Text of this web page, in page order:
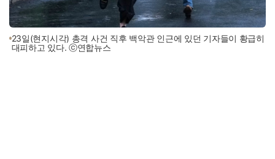
23일(현지시각) 총격 사건 직후 백악관 인근에 있던 기자들이 황급히
대피하고 있다. ⓒ연합뉴스